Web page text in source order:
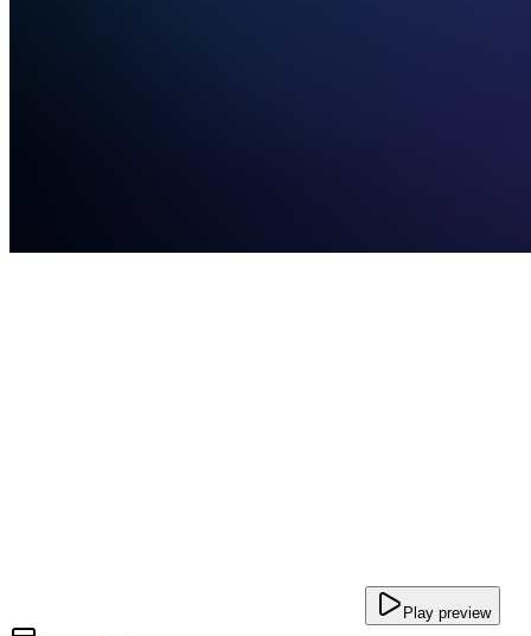
Play preview